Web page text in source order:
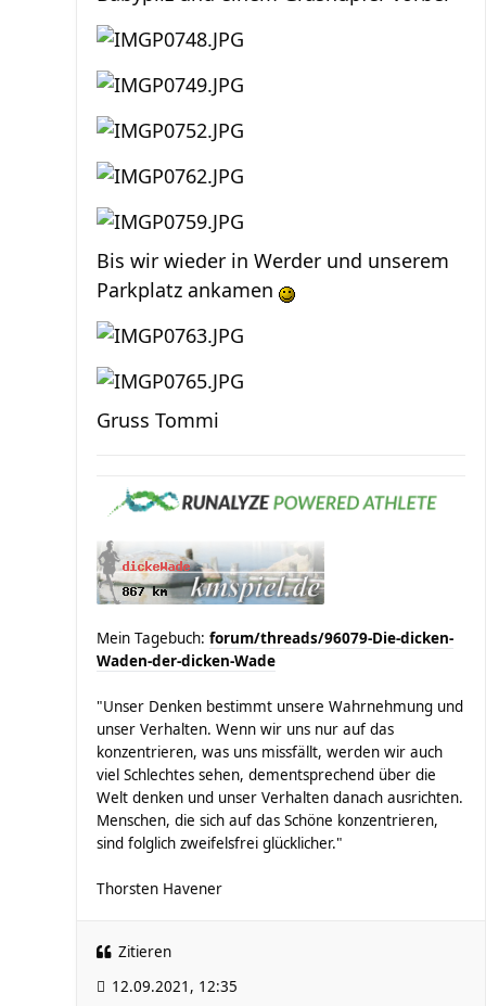
Bis wir wieder in Werder und unserem
Parkplatz ankamen
Gruss Tommi
Mein Tagebuch: forum/threads/96079-Die-dicken-
Waden-der-dicken-Wade
"Unser Denken bestimmt unsere Wahrnehmung und
unser Verhalten. Wenn wir uns nur auf das
konzentrieren, was uns missfällt, werden wir auch
viel Schlechtes sehen, dementsprechend über die
Welt denken und unser Verhalten danach ausrichten.
Menschen, die sich auf das Schöne konzentrieren,
sind folglich zweifelsfrei glücklicher."
Thorsten Havener
Zitieren
12.09.2021, 12:35